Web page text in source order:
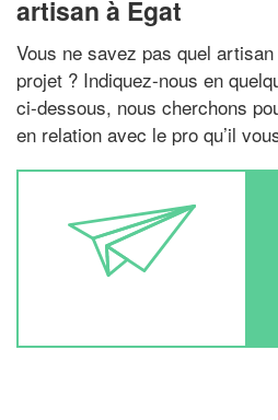
artisan à Egat
Vous ne savez pas quel
projet ? Indiquez-nous en
ci-dessous, nous cherchons
en relation avec le pro qu’il